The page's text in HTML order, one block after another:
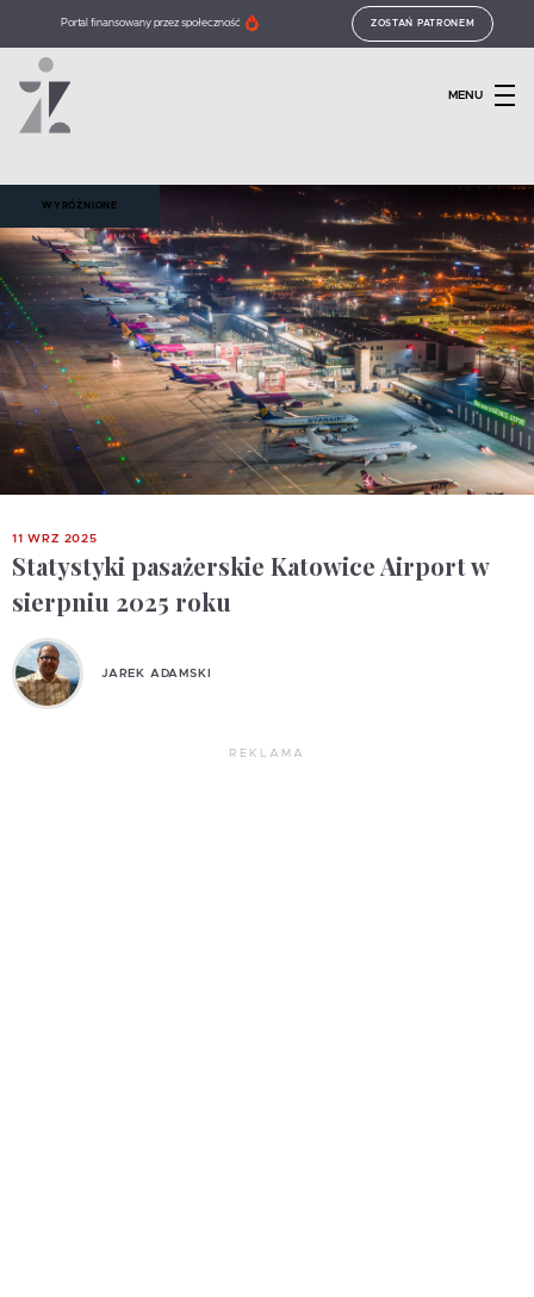
Portal finansowany przez społeczność ZOSTAŃ PATRONEM
MENU
WYRÓŻNIONE
11 WRZ 2025
Statystyki pasażerskie Katowice Airport w
sierpniu 2025 roku
JAREK ADAMSKI
REKLAMA